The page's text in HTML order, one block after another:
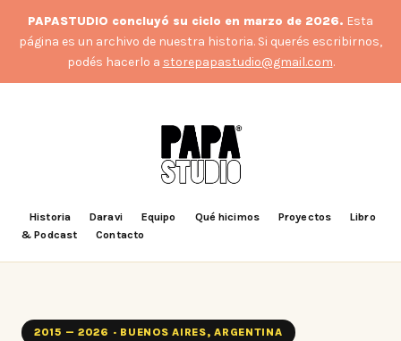
PAPASTUDIO concluyó su ciclo en marzo de 2026. Esta
página es un archivo de nuestra historia. Si querés escribirnos,
podés hacerlo a storepapastudio@gmail.com.
Historia Daravi Equipo Qué hicimos Proyectos
Libro
& Podcast
Contacto
2015 — 2026 · BUENOS AIRES, ARGENTINA